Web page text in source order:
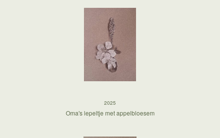
2025
Oma's lepeltje met appelbloesem